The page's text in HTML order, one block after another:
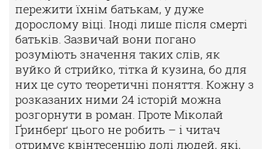
пережити їхнім батькам, у дуже
дорослому віці. Іноді лише після смерті
батьків. Зазвичай вони погано
розуміють значення таких слів, як
вуйко й стрийко, тітка й кузина, бо для
них це суто теоретичні поняття. Кожну з
розказаних ними 24 історій можна
розгорнути в роман. Проте Міколай
Ґринберґ цього не робить – і читач
отримує квінтесенцію долі людей, які,